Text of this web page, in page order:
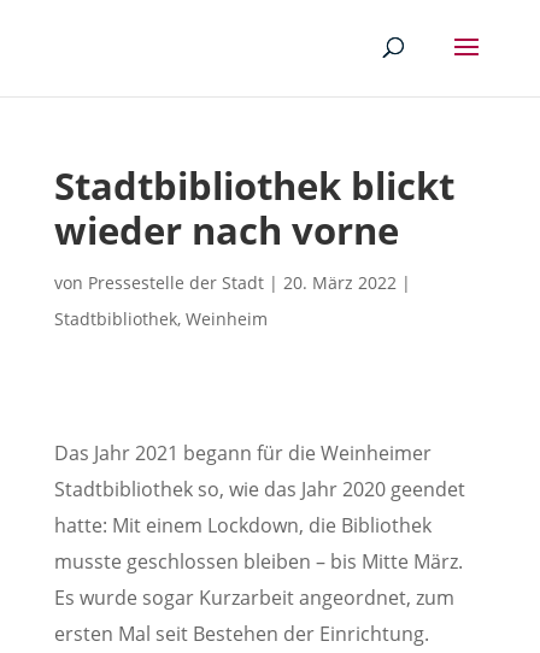
Stadtbibliothek blickt
wieder nach vorne
von Pressestelle der Stadt| 20. März 2022|
Stadtbibliothek, Weinheim
Das Jahr 2021 begann für die Weinheimer
Stadtbibliothek so, wie das Jahr 2020 geendet
hatte: Mit einem Lockdown, die Bibliothek
musste geschlossen bleiben – bis Mitte März.
Es wurde sogar Kurzarbeit angeordnet, zum
ersten Mal seit Bestehen der Einrichtung.